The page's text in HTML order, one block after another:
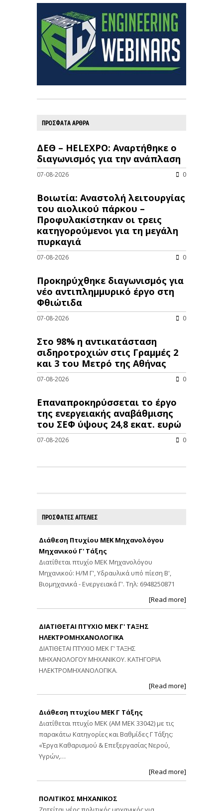
ΠΡΟΣΦΑΤΑ ΑΡΘΡΑ
ΔΕΘ – HELEXPO: Αναρτήθηκε ο
διαγωνισμός για την ανάπλαση
07-08-2026 0
Βοιωτία: Αναστολή λειτουργίας
του αιολικού πάρκου –
Προφυλακίστηκαν οι τρεις
κατηγορούμενοι για τη μεγάλη
πυρκαγιά
07-08-2026 0
Προκηρύχθηκε διαγωνισμός για
νέo αντιπλημμυρικό έργο στη
Φθιώτιδα
07-08-2026 0
Στο 98% η αντικατάσταση
σιδηροτροχιών στις Γραμμές 2
και 3 του Μετρό της Αθήνας
07-08-2026 0
Επαναπροκηρύσσεται το έργο
της ενεργειακής αναβάθμισης
του ΣΕΦ ύψους 24,8 εκατ. ευρώ
07-08-2026 0
ΠΡΟΣΦΑΤΕΣ ΑΓΓΕΛΙΕΣ
Διάθεση Πτυχίου ΜΕΚ Μηχανολόγου
Μηχανικού Γ' Τάξης
Διατίθεται πτυχίο ΜΕΚ Μηχανολόγου
Μηχανικού: Η/Μ Γ', Υδραυλικά υπό πίεση Β',
Βιομηχανικά - Ενεργειακά Γ'. Τηλ: 6948250871
[Read more]
ΔΙΑΤΙΘΕΤΑΙ ΠΤΥΧΙΟ ΜΕΚ Γ' ΤΑΞΗΣ
ΗΛΕΚΤΡΟΜΗΧΑΝΟΛΟΓΙΚΑ
ΔΙΑΤΙΘΕΤΑΙ ΠΤΥΧΙΟ ΜΕΚ Γ' ΤΑΞΗΣ
ΜΗΧΑΝΟΛΟΓΟΥ ΜΗΧΑΝΙΚΟΥ. ΚΑΤΗΓΟΡΙΑ
ΗΛΕΚΤΡΟΜΗΧΑΝΟΛΟΓΙΚΑ.
[Read more]
Διάθεση πτυχίου ΜΕΚ Γ Τάξης
Διατίθεται πτυχίο ΜΕΚ (ΑΜ ΜΕΚ 33042) με τις
παρακάτω Κατηγορίες και Βαθμίδες Γ Τάξης:
«Έργα Καθαρισμού & Επεξεργασίας Νερού,
Υγρών,…
[Read more]
ΠΟΛΙΤΙΚΟΣ ΜΗΧΑΝΙΚΟΣ